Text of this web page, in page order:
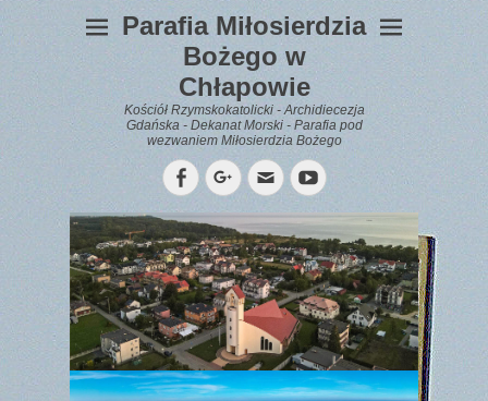
Parafia Miłosierdzia
Bożego w
Chłapowie
Kościół Rzymskokatolicki - Archidiecezja
Gdańska - Dekanat Morski - Parafia pod
wezwaniem Miłosierdzia Bożego
FacebookGoogleplus
EmailYouTube
WYPOCZYNEK